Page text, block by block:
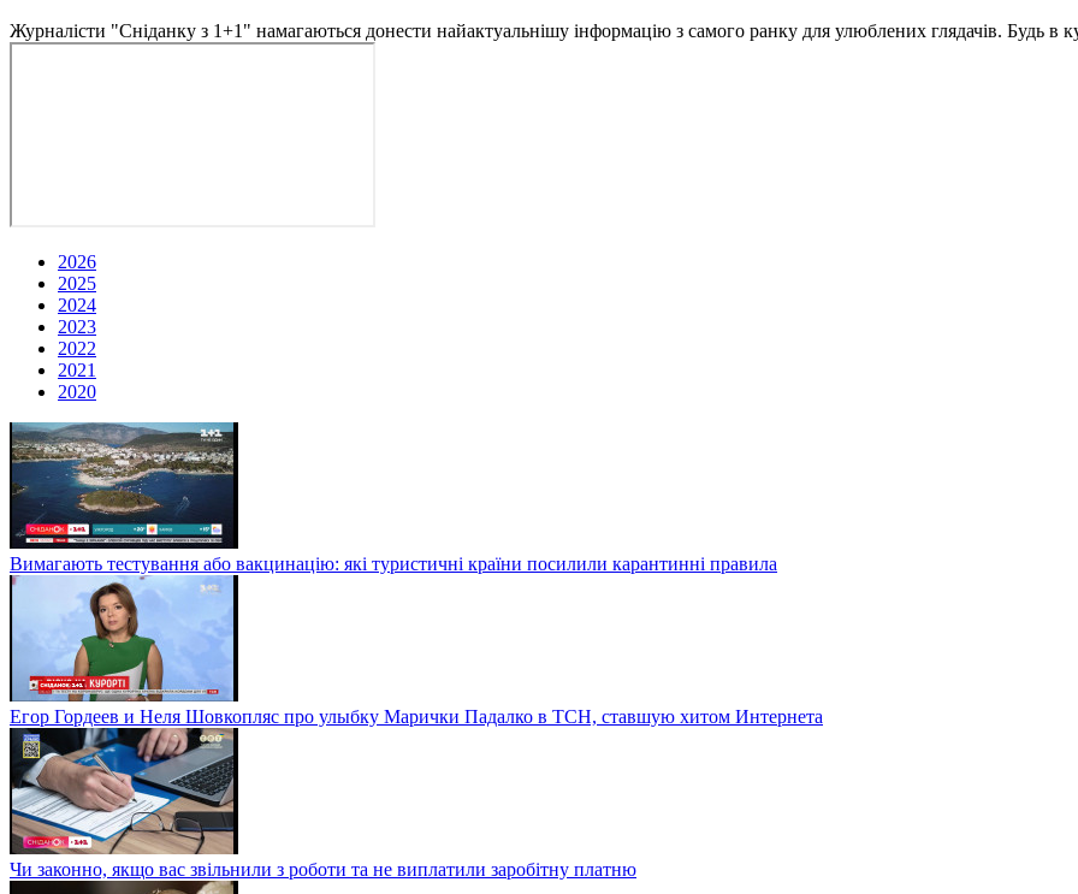
Журналісти "Сніданку з 1+1" намагаються донести найактуальнішу інформацію з самого ранку для улюблених глядачів. Будь в
2026
2025
2024
2023
2022
2021
2020
Вимагають тестування або вакцинацію: які туристичні країни посилили карантинні правила
Егор Гордеев и Неля Шовкопляс про улыбку Марички Падалко в ТСН, ставшую хитом Интернета
Чи законно, якщо вас звільнили з роботи та не виплатили заробітну платню